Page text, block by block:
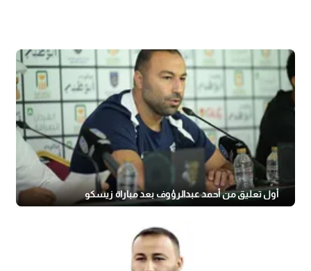
أول تعليق من أحمد عبدالرؤوف بعد مباراة زيسكو